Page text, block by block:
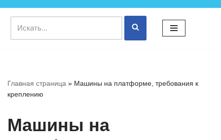
Главная страница » Машины на платформе, требования к
креплению
Машины на